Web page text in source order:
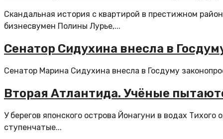
Скандальная история с квартирой в престижном
бизнесвумен Полины Лурье,...
Сенатор Сидухина внесла в
Сенатор Марина Сидухина внесла в Госдуму
Вторая Атлантида. Учёные
У берегов японского острова Йонагуни в водах
ступенчатые...